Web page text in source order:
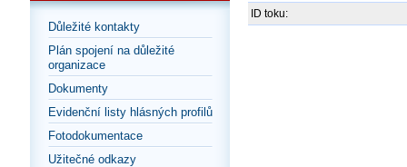
Důležité kontakty
Plán spojení na důležité
organizace
Dokumenty
Evidenční listy hlásných profilů
Fotodokumentace
Užitečné odkazy
ID toku: